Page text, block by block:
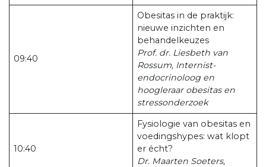
09:40
Obesitas in de praktijk:
nieuwe inzichten en
behandelkeuzes
Prof. dr. Liesbeth van
Rossum, Internist-
endocrinoloog en
hoogleraar obesitas en
stressonderzoek
10:40
Fysiologie van obesitas en
voedingshypes: wat klopt
er écht?
Dr. Maarten Soeters,